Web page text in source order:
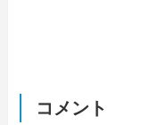
コメント